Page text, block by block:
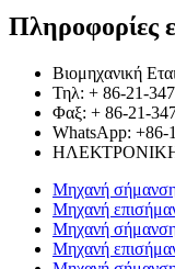
Πληροφορίες
Βιομηχανική
Τηλ: + 86-21-
Φαξ: + 86-21-
WhatsApp: +86-
Μηχανή
Μηχανή
Μηχανή
Μηχανή